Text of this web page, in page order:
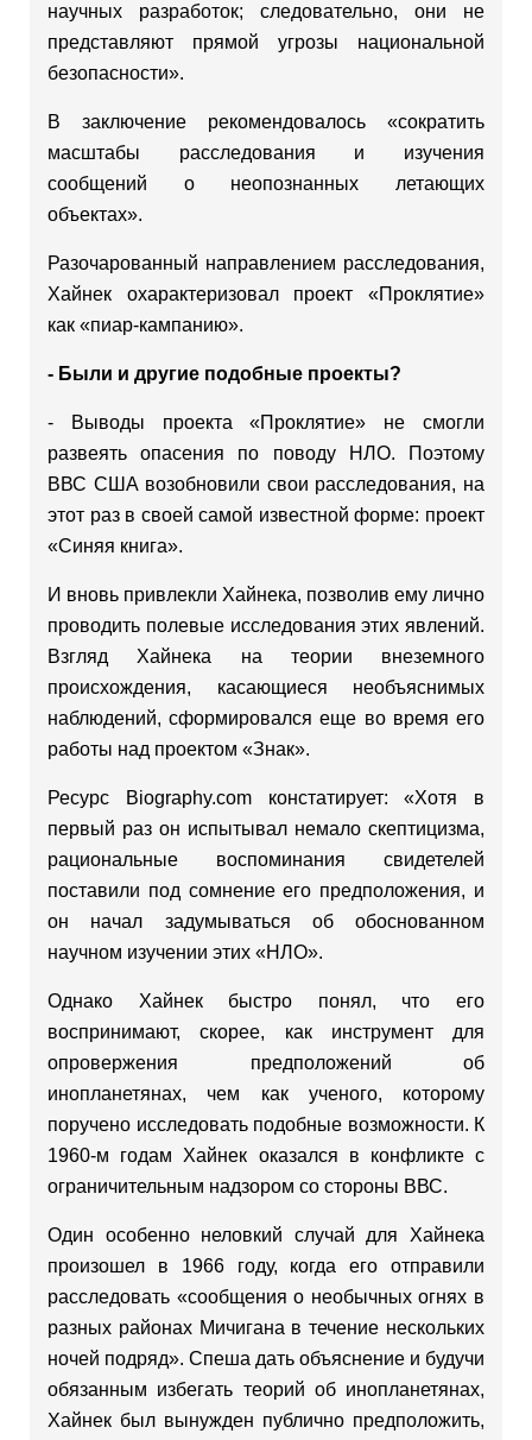
научных разработок; следовательно, они не
представляют прямой угрозы национальной
безопасности».
В заключение рекомендовалось «сократить
масштабы расследования и изучения
сообщений о неопознанных летающих
объектах».
Разочарованный направлением расследования,
Хайнек охарактеризовал проект «Проклятие»
как «пиар-кампанию».
- Были и другие подобные проекты?
- Выводы проекта «Проклятие» не смогли
развеять опасения по поводу НЛО. Поэтому
ВВС США возобновили свои расследования, на
этот раз в своей самой известной форме: проект
«Синяя книга».
И вновь привлекли Хайнека, позволив ему лично
проводить полевые исследования этих явлений.
Взгляд Хайнека на теории внеземного
происхождения, касающиеся необъяснимых
наблюдений, сформировался еще во время его
работы над проектом «Знак».
Ресурс Biography.com констатирует: «Хотя в
первый раз он испытывал немало скептицизма,
рациональные воспоминания свидетелей
поставили под сомнение его предположения, и
он начал задумываться об обоснованном
научном изучении этих «НЛО».
Однако Хайнек быстро понял, что его
воспринимают, скорее, как инструмент для
опровержения предположений об
инопланетянах, чем как ученого, которому
поручено исследовать подобные возможности. К
1960-м годам Хайнек оказался в конфликте с
ограничительным надзором со стороны ВВС.
Один особенно неловкий случай для Хайнека
произошел в 1966 году, когда его отправили
расследовать «сообщения о необычных огнях в
разных районах Мичигана в течение нескольких
ночей подряд». Спеша дать объяснение и будучи
обязанным избегать теорий об инопланетянах,
Хайнек был вынужден публично предположить,